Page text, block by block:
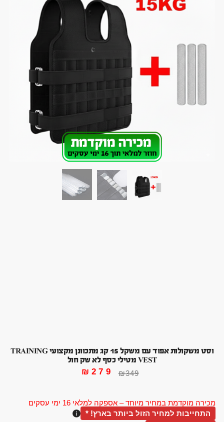
מכירה מוקדמת במחיר מיוחד – אספקה למלאי 16 ימי עסקים
וסט משקולות אפוד עם משקל 15 קג מתכוונן מקצועי TRAINING
VEST מטילי כסף לא שק חול
₪349
₪ 279
התחייבות למחיר הזול ביותר בארץ! *